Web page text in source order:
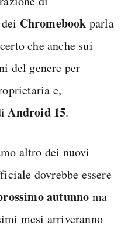
Chromebook parla
che anche sui
del genere per
e,
Android 15.
altro dei nuovi
dovrebbe essere
autunno ma
mesi arriveranno